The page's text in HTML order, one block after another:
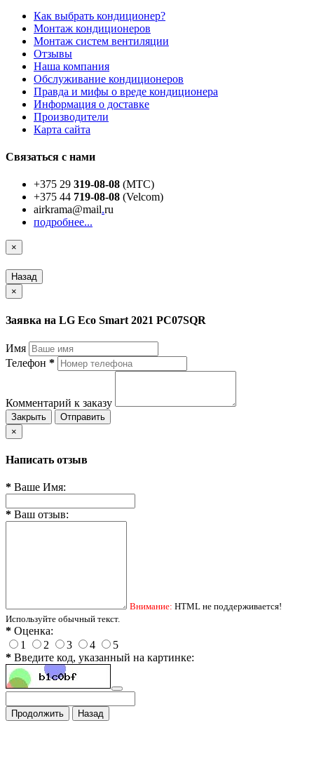
Как выбрать кондиционер?
Монтаж кондиционеров
Монтаж систем вентиляции
Отзывы
Наша компания
Обслуживание кондиционеров
Правда и мифы о вреде кондиционера
Информация о доставке
Производители
Карта сайта
Связаться с нами
+375 29 319-08-08 (МТС)
+375 44 719-08-08 (Velcom)
airkrama@mail.ru
подробнее...
×
Назад
×
Заявка на LG Eco Smart 2021 PC07SQR
Имя
Телефон *
Комментарий к заказу
Закрыть
Отправить
×
Написать отзыв
* Ваше Имя:
* Ваш отзыв:
Внимание: HTML не поддерживается!
Используйте обычный текст.
* Оценка:
1
2 3 4
5
* Введите код, указанный на картинке:
Продолжить Назад